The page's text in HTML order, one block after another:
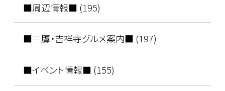
■周辺情報■ (195)
■三鷹・吉祥寺グルメ案内■ (197)
■イベント情報■ (155)